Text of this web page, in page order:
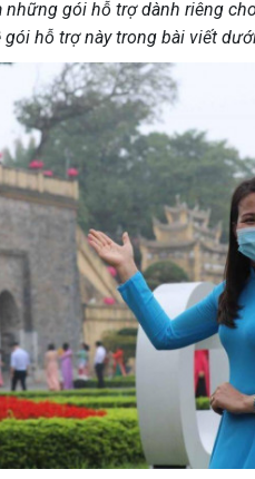
những gói hỗ trợ dành riêng
hỗ trợ này trong bài viết